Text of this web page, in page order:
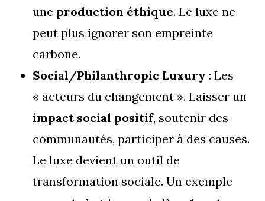
une production éthique. Le luxe ne
peut plus ignorer son empreinte
carbone.
Social/Philanthropic Luxury : Les
« acteurs du changement ». Laisser un
impact social positif, soutenir des
communautés, participer à des causes.
Le luxe devient un outil de
transformation sociale. Un exemple